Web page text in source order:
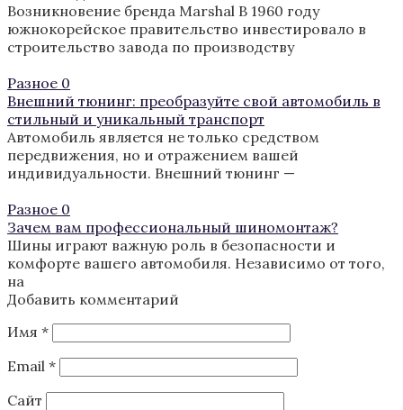
Возникновение бренда Marshal В 1960 году
южнокорейское правительство инвестировало в
строительство завода по производству
Разное 0
Внешний тюнинг: преобразуйте свой автомобиль в
стильный и уникальный транспорт
Автомобиль является не только средством
передвижения, но и отражением вашей
индивидуальности. Внешний тюнинг —
Разное 0
Зачем вам профессиональный шиномонтаж?
Шины играют важную роль в безопасности и
комфорте вашего автомобиля. Независимо от того,
на
Добавить комментарий
Имя *
Email *
Сайт